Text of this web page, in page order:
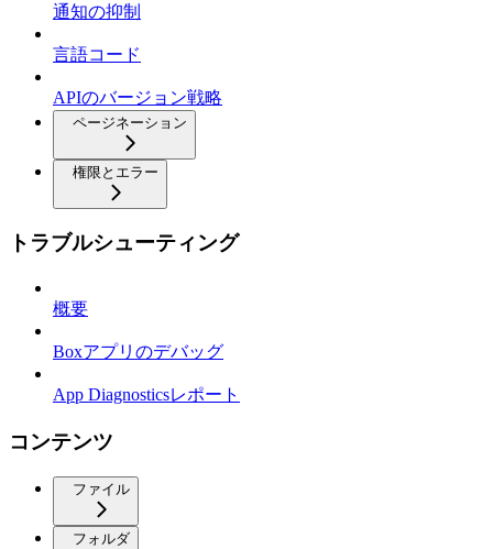
通知の抑制
言語コード
APIのバージョン戦略
ページネーション
権限とエラー
トラブルシューティング
概要
Boxアプリのデバッグ
App Diagnosticsレポート
コンテンツ
ファイル
フォルダ